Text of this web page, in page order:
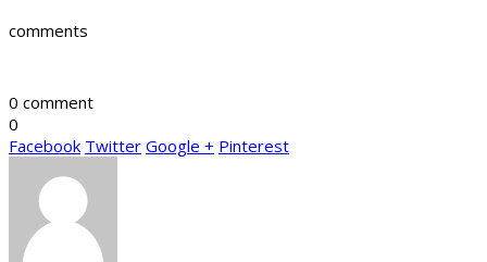
comments
0 comment
0
Facebook Twitter Google + Pinterest